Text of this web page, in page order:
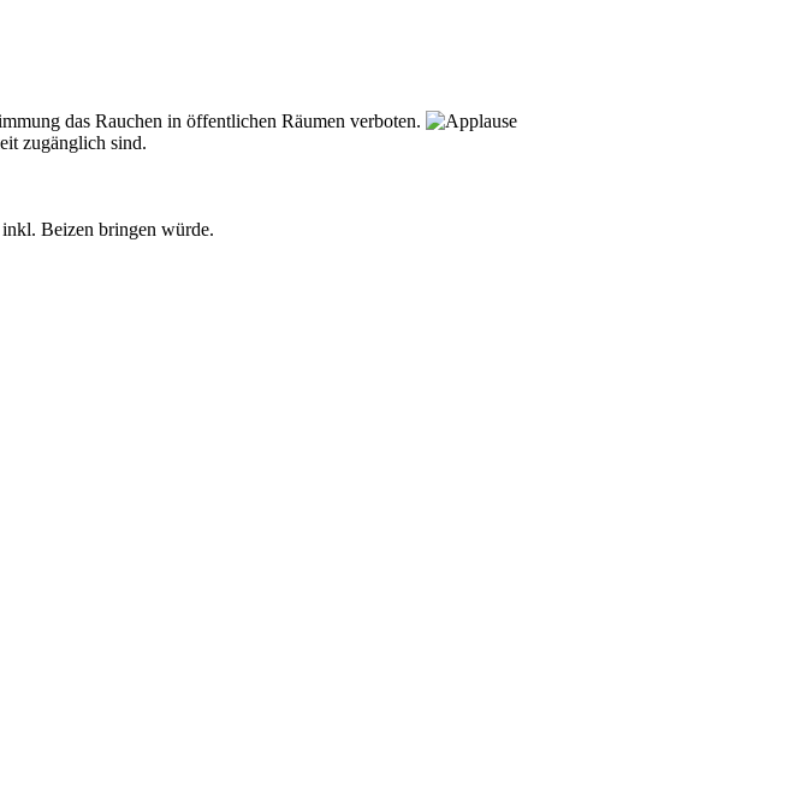
das Rauchen in öffentlichen Räumen verboten.
zugänglich sind.
Beizen bringen würde.